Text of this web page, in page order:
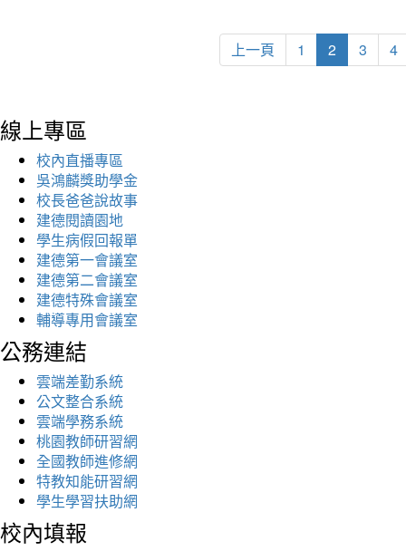
上一頁 1 2 3 4
線上專區
校內直播專區
吳鴻麟獎助學金
校長爸爸說故事
建德閱讀園地
學生病假回報單
建德第一會議室
建德第二會議室
建德特殊會議室
輔導專用會議室
公務連結
雲端差勤系統
公文整合系統
雲端學務系統
桃園教師研習網
全國教師進修網
特教知能研習網
學生學習扶助網
校內填報